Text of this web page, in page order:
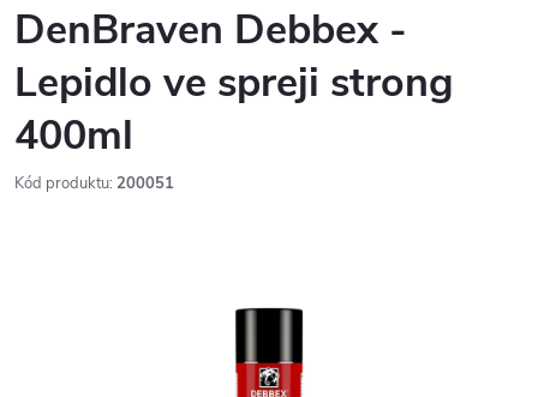
DenBraven Debbex -
Lepidlo ve spreji strong
400ml
Kód produktu: 200051